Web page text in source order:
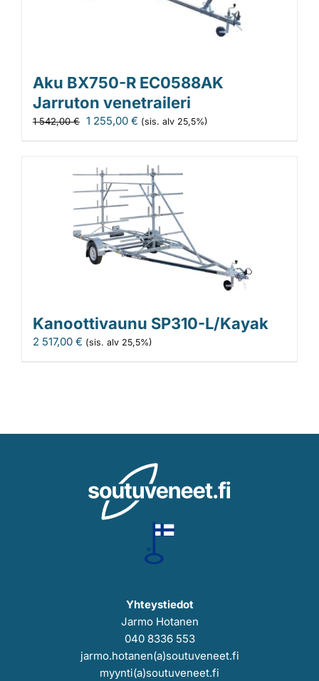
Aku BX750-R EC0588AK
Jarruton venetraileri
1 542,00€ Alkuperäinen
1
542,00 €.
1 255,00 € Nykyinen
1
255,00 €.
(sis. alv 25,5%)
Kanoottivaunu SP310-L/Kayak
2 517,00 € (sis. alv 25,5%)
Yhteystiedot
Jarmo Hotanen
040 8336 553
jarmo.hotanen(a)soutuveneet.fi
myynti(a)soutuveneet.fi